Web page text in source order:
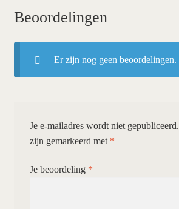
Beoordelingen
Er zijn nog geen beoordelingen.
Je e-mailadres wordt niet gepubliceerd.
zijn gemarkeerd met *
Je beoordeling *